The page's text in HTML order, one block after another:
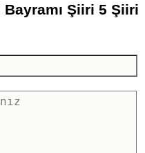
Şiiri 5 Şiiri